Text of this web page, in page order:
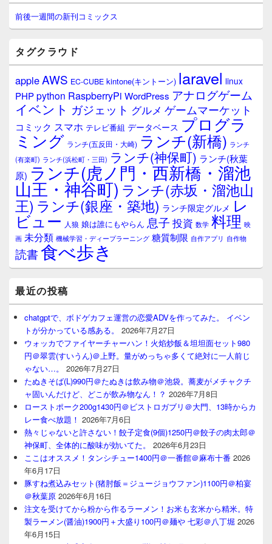
ン
サ
イ
ウ
ィ
ジ
ェ
ア
前後一週間の新刊コミックス
タグクラウド
appleAWS EC-CUBE kintone(キントーン) laravel linux
PHPpython RaspberryPi WordPress アナログゲーム
イベント ガジェット グルメ ゲームマーケット
コミック スマホ テレビ番組 データベース プログラ
ミング ランチ(五反田・大崎) ランチ(新橋) ランチ
(有楽町) ランチ(浜松町・三田) ランチ(神保町) ランチ(秋葉
原) ランチ(虎ノ門・西新橋・溜池
山王・神谷町) ランチ(赤坂・溜池山
王) ランチ(銀座・築地) ランチ限定グルメ レ
ビュー 人狼 娘は誰にもやらん 息子 投資 数学 料理 映
画 未分類 機械学習・ディープラーニング 糖質制限 自作アプリ 自作物
読書食べ歩き
最近の投稿
chatgptで、ボドゲカフェ運営の恋愛ADVを作ってみた。 イベン
トが分かっている感ある。
2026年7月27日
ウォッカでファイヤーチャーハン！火焰炒飯＆坦坦面セット980
円＠翠雲(すいうん)＠上野。量がめっちゃ多くて絶対に一人前じ
ゃない…。
2026年7月27日
たぬきそば(L)990円＠たぬきは飲み物＠池袋。蕎麦がメチャクチ
ャ固いんだけど、どこが飲み物なん！？ 2026年7月8日
ローストポーク200g1430円＠ビストロガブリ＠大門、13時からカ
レー食べ放題！ 2026年7月6日
熱々じゃないと許さない！餃子定食(9個)1250円＠餃子の肉太郎＠
神保町、全体的に酸味が効いてた。
2026年6月23日
ここはオススメ！タンシチュー1400円＠一番館＠麻布十番 2026
年6月17日
豚すね煮込みセット(猪肘飯＝ジュージョウファン)1100円＠柏宴
＠秋葉原 2026年6月16日
注文を受けてから粉から作るラーメン！お米も玄米から精米。特
製ラーメン(醤油)1900円＋大盛り100円＠麺や 七彩＠八丁堀 2026
年6月15日